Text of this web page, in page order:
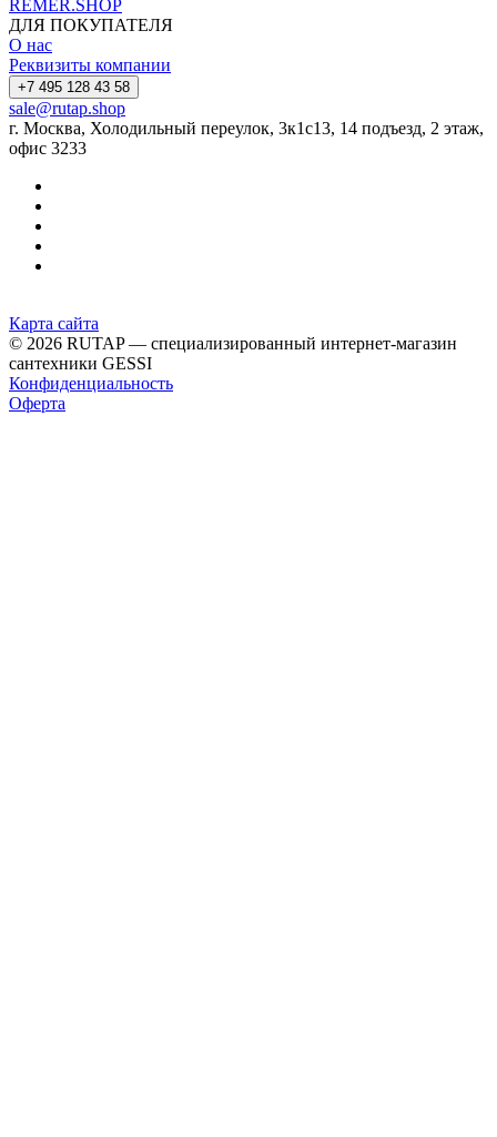
REMER.SHOP
ДЛЯ ПОКУПАТЕЛЯ
О нас
Реквизиты компании
+7 495 128 43 58
sale@rutap.shop
г. Москва, Холодильный переулок, 3к1с13, 14 подъезд, 2 этаж,
офис 3233
Карта сайта
© 2026 RUTAP — специализированный интернет-магазин
сантехники GESSI
Конфиденциальность
Оферта